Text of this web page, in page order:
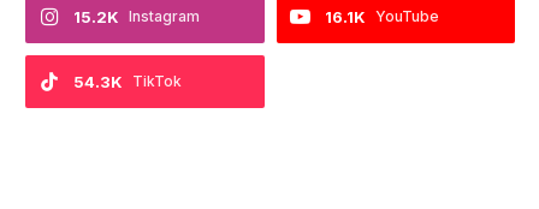
Instagram
15.2K YouTube
16.1K
TikTok
54.3K